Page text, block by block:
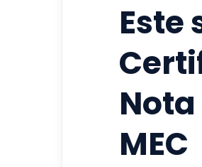
Este
MEC